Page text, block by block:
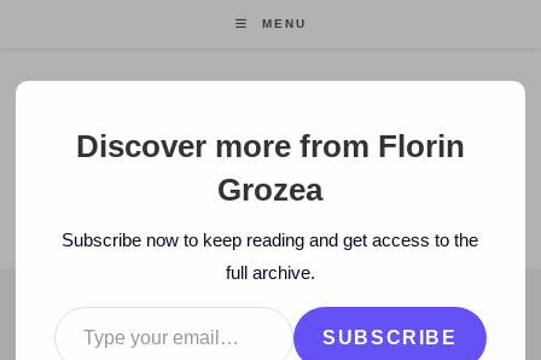
MENU
Florin Grozea
ENTREPRENEUR. FOUNDER/CEO MOCAPP.
BLOG
Discover more from Florin
Grozea
Subscribe now to keep reading and get access to the
full archive.
Type your email…
SUBSCRIBE